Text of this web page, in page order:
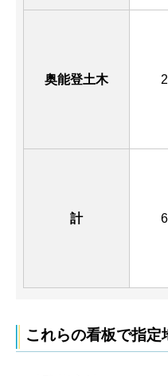
奥能登土木
計
これらの看板で指定